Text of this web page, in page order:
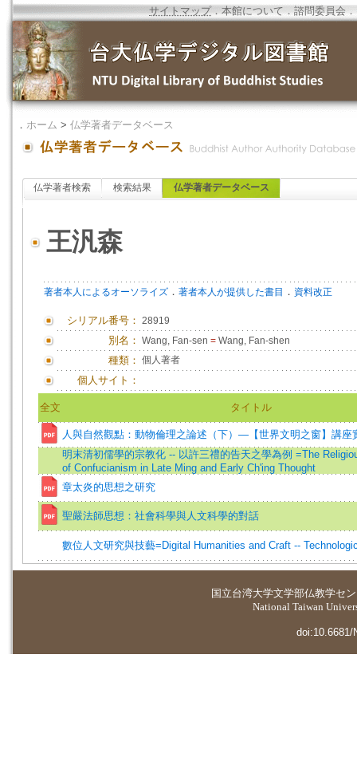
サイトマップ．本館について ．諮問委員会 ．
． ホーム > 仏学著者データベース
仏学著者検索 検索結果 仏学著者データベース
王汎森
著者本人によるオーソライズ ． 著者本人が提供した書目 ． 資料改正
シリアル番号： 28919
別名： Wang, Fan-sen = Wang, Fan-shen
種類： 個人著者
個人サイト：
全文 タイトル
人與自然觀點：動物倫理之論述（下）—【世界文明之窗】講座
明末清初儒學的宗教化 -- 以許三禮的告天之學為例 =The
of Confucianism in Late Ming and Early Ch'ing Thought
章太炎的思想之研究
聖嚴法師思想：社會科學與人文科學的對話
數位人文研究與技藝=Digital Humanities and Craft --
国立台湾大学文学部仏教学セ
National Taiwan
doi:10.6681/